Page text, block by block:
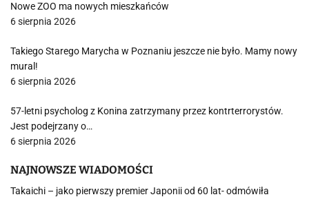
Nowe ZOO ma nowych mieszkańców
6 sierpnia 2026
Takiego Starego Marycha w Poznaniu jeszcze nie było. Mamy nowy
mural!
6 sierpnia 2026
57-letni psycholog z Konina zatrzymany przez kontrterrorystów.
Jest podejrzany o…
6 sierpnia 2026
NAJNOWSZE WIADOMOŚCI
Takaichi – jako pierwszy premier Japonii od 60 lat- odmówiła